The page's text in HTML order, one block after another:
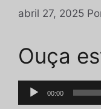
abril 27, 2025
Ouça
Tocador
de
00:00